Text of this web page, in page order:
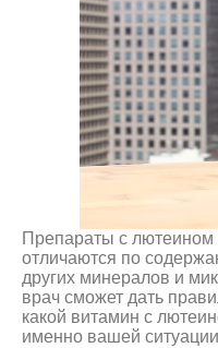
Препараты с лютеином
отличаются по
других минералов и
врач сможет дать
какой витамин с
именно вашей